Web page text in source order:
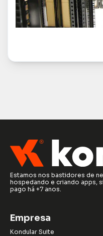
Estamos nos bastidores de
hospedando e criando apps,
pago há +7 anos.
Empresa
Kondular Suite